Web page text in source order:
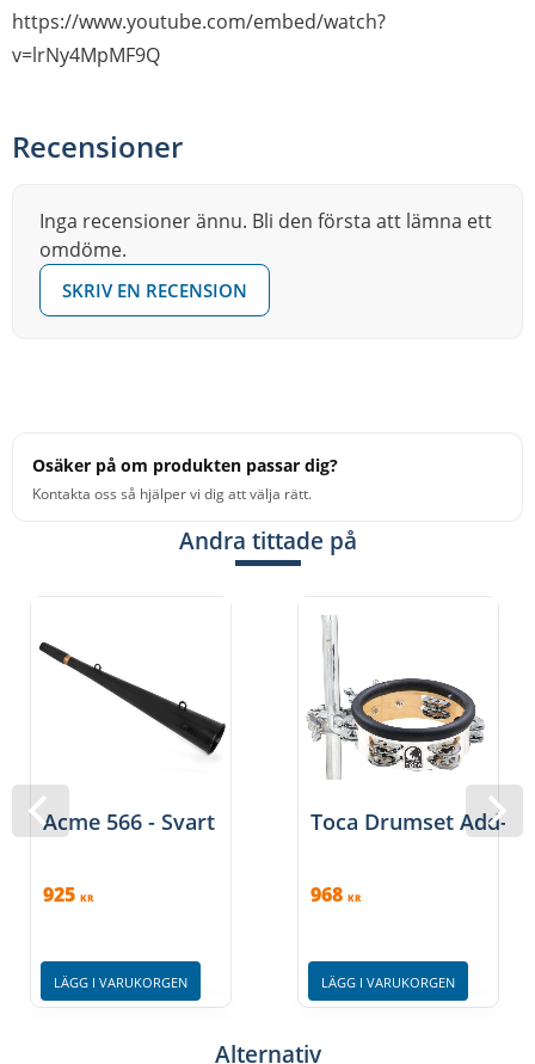
https://www.youtube.com/embed/watch?
v=lrNy4MpMF9Q
Recensioner
Inga recensioner ännu. Bli den första att lämna ett
omdöme.
SKRIV EN RECENSION
Osäker på om produkten passar dig?
Kontakta oss så hjälper vi dig att välja rätt.
Andra tittade på
Acme 566 - Svart
925 KR
LÄGG I VARUKORGEN
Toca Drumset Add-
968 KR
LÄGG I VARUKORGEN
Alternativ